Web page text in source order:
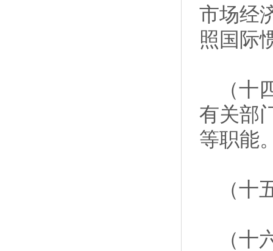
市场经
照国际
（十
有关部
等职能
（十
（十